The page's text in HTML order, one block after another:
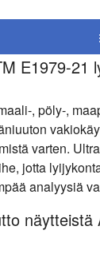
E1979-21
, pöly-,
varten.
jotta
analyysiä
näytteistä